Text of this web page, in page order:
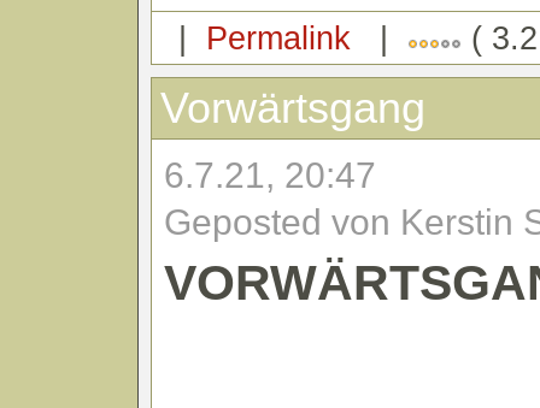
| Permalink | (
Vorwärtsgang
6.7.21, 20:47
Geposted von Kerstin